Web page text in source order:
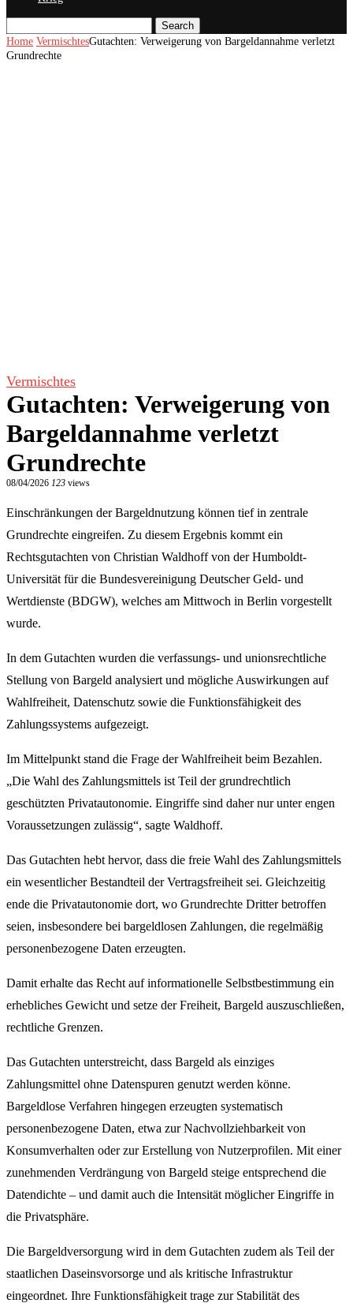
Search
Home VermischtesGutachten: Verweigerung von Bargeldannahme verletzt
Grundrechte
Vermischtes
Gutachten: Verweigerung von
Bargeldannahme verletzt
Grundrechte
08/04/2026 123 views
Einschränkungen der Bargeldnutzung können tief in zentrale
Grundrechte eingreifen. Zu diesem Ergebnis kommt ein
Rechtsgutachten von Christian Waldhoff von der Humboldt-
Universität für die Bundesvereinigung Deutscher Geld- und
Wertdienste (BDGW), welches am Mittwoch in Berlin vorgestellt
wurde.
In dem Gutachten wurden die verfassungs- und unionsrechtliche
Stellung von Bargeld analysiert und mögliche Auswirkungen auf
Wahlfreiheit, Datenschutz sowie die Funktionsfähigkeit des
Zahlungssystems aufgezeigt.
Im Mittelpunkt stand die Frage der Wahlfreiheit beim Bezahlen.
„Die Wahl des Zahlungsmittels ist Teil der grundrechtlich
geschützten Privatautonomie. Eingriffe sind daher nur unter engen
Voraussetzungen zulässig“, sagte Waldhoff.
Das Gutachten hebt hervor, dass die freie Wahl des Zahlungsmittels
ein wesentlicher Bestandteil der Vertragsfreiheit sei. Gleichzeitig
ende die Privatautonomie dort, wo Grundrechte Dritter betroffen
seien, insbesondere bei bargeldlosen Zahlungen, die regelmäßig
personenbezogene Daten erzeugten.
Damit erhalte das Recht auf informationelle Selbstbestimmung ein
erhebliches Gewicht und setze der Freiheit, Bargeld auszuschließen,
rechtliche Grenzen.
Das Gutachten unterstreicht, dass Bargeld als einziges
Zahlungsmittel ohne Datenspuren genutzt werden könne.
Bargeldlose Verfahren hingegen erzeugten systematisch
personenbezogene Daten, etwa zur Nachvollziehbarkeit von
Konsumverhalten oder zur Erstellung von Nutzerprofilen. Mit einer
zunehmenden Verdrängung von Bargeld steige entsprechend die
Datendichte – und damit auch die Intensität möglicher Eingriffe in
die Privatsphäre.
Die Bargeldversorgung wird in dem Gutachten zudem als Teil der
staatlichen Daseinsvorsorge und als kritische Infrastruktur
eingeordnet. Ihre Funktionsfähigkeit trage zur Stabilität des